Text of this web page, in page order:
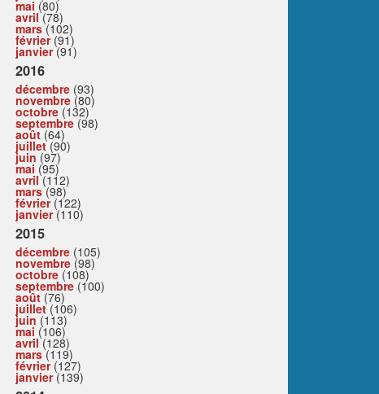
mai (80)
avril(78)
mars(102)
février(91)
janvier(91)
2016
décembre (93)
novembre (80)
octobre (132)
septembre (98)
août (64)
juillet(90)
juin (97)
mai (95)
avril(112)
mars(98)
février(122)
janvier(110)
2015
décembre (105)
novembre (98)
octobre (108)
septembre (100)
août (76)
juillet(106)
juin (113)
mai (106)
avril(128)
mars(119)
février(127)
janvier(139)